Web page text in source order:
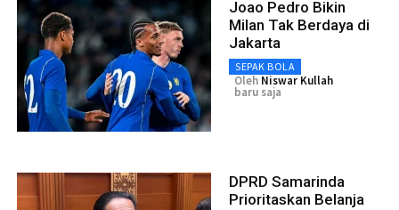
Joao Pedro Bikin
Milan Tak Berdaya di
Jakarta
SEPAK BOLA
Oleh Niswar Kullah
baru saja
DPRD Samarinda
Prioritaskan Belanja